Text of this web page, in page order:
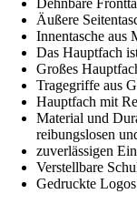
Dehnbare
Äußere
Innentasche aus
Das Hauptfach
Großes
Tragegriffe aus
Hauptfach mit
Material und
reibungslosen
zuverlässigen
Verstellbare
Gedruckte Logos